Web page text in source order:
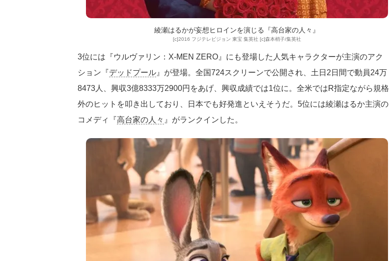
綾瀬はるかが妄想ヒロインを演じる『高台家の人々』
[c]2016 フジテレビジョン 東宝 集英社 [c]森本梢子/集英社
3位には『ウルヴァリン：X-MEN ZERO』にも登場した人気キャラクターが主演のアク
ション『デッドプール 』が登場。全国724スクリーンで公開され、土日2日間で動員24万
8473人、興収3億8333万2900円をあげ、興収成績では1位に。全米ではR指定ながら規格
外のヒットを叩き出しており、日本でも好発進といえそうだ。5位には綾瀬はるか主演の
コメディ『高台家の人々 』がランクインした。